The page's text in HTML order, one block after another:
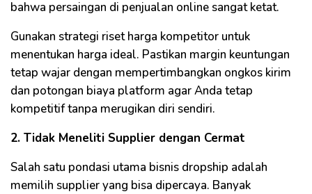
bahwa persaingan di penjualan online sangat ketat.
Gunakan strategi riset harga kompetitor untuk
menentukan harga ideal. Pastikan margin keuntungan
tetap wajar dengan mempertimbangkan ongkos kirim
dan potongan biaya platform agar Anda tetap
kompetitif tanpa merugikan diri sendiri.
2. Tidak Meneliti Supplier dengan Cermat
Salah satu pondasi utama bisnis dropship adalah
memilih supplier yang bisa dipercaya. Banyak